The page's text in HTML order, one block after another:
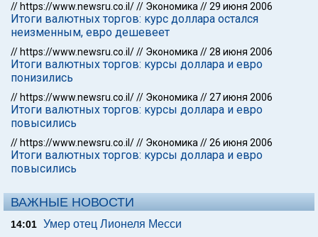
// https://www.newsru.co.il/// Экономика //29 июня 2006
Итоги валютных торгов: курс доллара остался
неизменным, евро дешевеет
// https://www.newsru.co.il/// Экономика //28 июня 2006
Итоги валютных торгов: курсы доллара и евро
понизились
// https://www.newsru.co.il/// Экономика //27 июня 2006
Итоги валютных торгов: курсы доллара и евро
повысились
// https://www.newsru.co.il/// Экономика //26 июня 2006
Итоги валютных торгов: курсы доллара и евро
повысились
ВАЖНЫЕ НОВОСТИ
14:01 Умер отец Лионеля Месси